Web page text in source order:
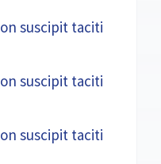
suscipit taciti
suscipit taciti
suscipit taciti